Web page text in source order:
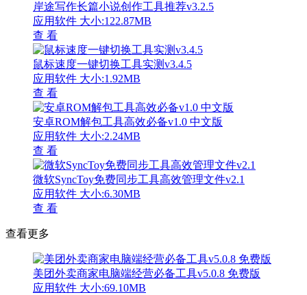
岸途写作长篇小说创作工具推荐v3.2.5
应用软件 大小:122.87MB
查 看
鼠标速度一键切换工具实测v3.4.5
应用软件 大小:1.92MB
查 看
安卓ROM解包工具高效必备v1.0 中文版
应用软件 大小:2.24MB
查 看
微软SyncToy免费同步工具高效管理文件v2.1
应用软件 大小:6.30MB
查 看
查看更多
美团外卖商家电脑端经营必备工具v5.0.8 免费版
应用软件 大小:69.10MB